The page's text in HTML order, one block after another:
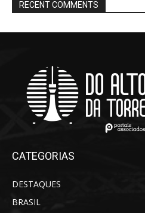
RECENT COMMENTS
CATEGORIAS
DESTAQUES
BRASIL